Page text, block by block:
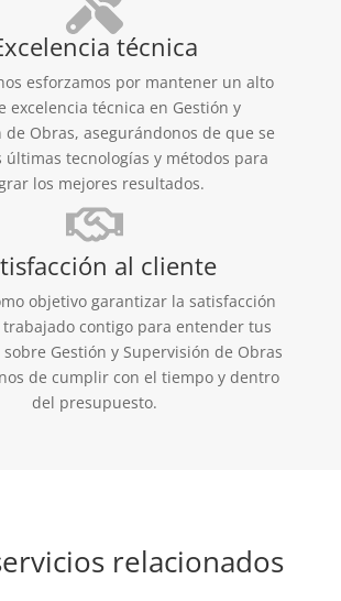
técnica
esforzamos por mantener un alto
excelencia técnica en Gestión y
de Obras, asegurándonos de que se
últimas tecnologías y métodos para
los mejores resultados.
al cliente
objetivo garantizar la satisfacción
contigo para entender tus
Gestión y Supervisión de Obras
de cumplir con el tiempo y dentro
del presupuesto.
relacionados